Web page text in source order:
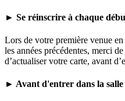
► Se réinscrire à chaque
Lors de votre première venue
les années précédentes, merci
d’actualiser votre carte, avant
► Avant d'entrer dans la salle